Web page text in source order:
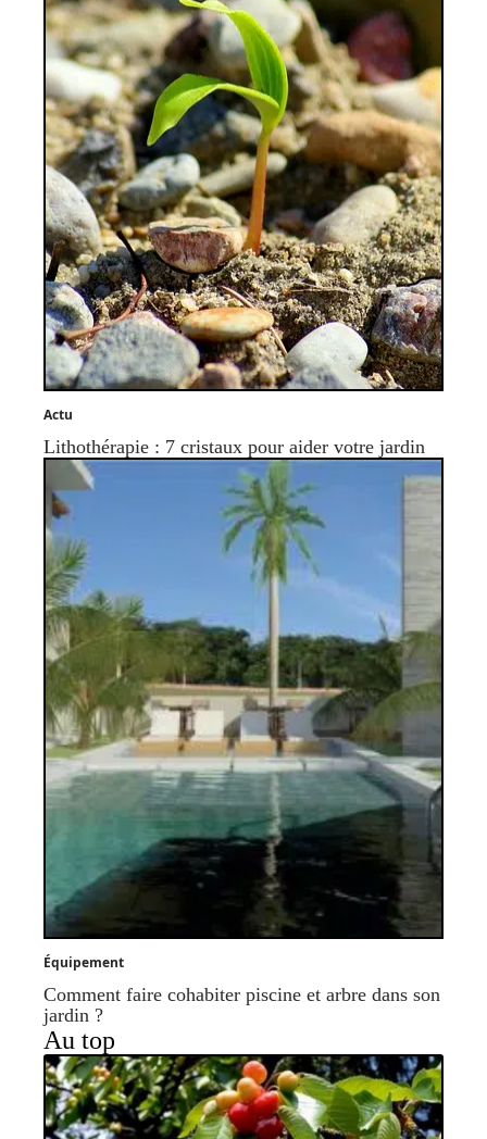
Actu
Lithothérapie : 7 cristaux pour aider votre jardin
Équipement
Comment faire cohabiter piscine et arbre dans son
jardin ?
Au top